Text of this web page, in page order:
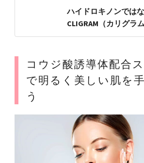
ハイドロキノンでは
CLIGRAM（カリグラム
コウジ酸誘導体配合
で明るく美しい肌を
う